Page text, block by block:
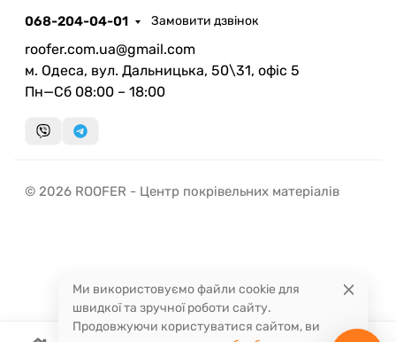
068-204-04-01 Замовити дзвінок
roofer.com.ua@gmail.com
м. Одеса, вул. Дальницька, 50\31, офіс 5
Пн—Сб 08:00 – 18:00
© 2026 ROOFER - Центр покрівельних матеріалів
Ми використовуємо файли cookie для
швидкої та зручної роботи сайту.
Продовжуючи користуватися сайтом, ви
миттєвий зворотний виклик